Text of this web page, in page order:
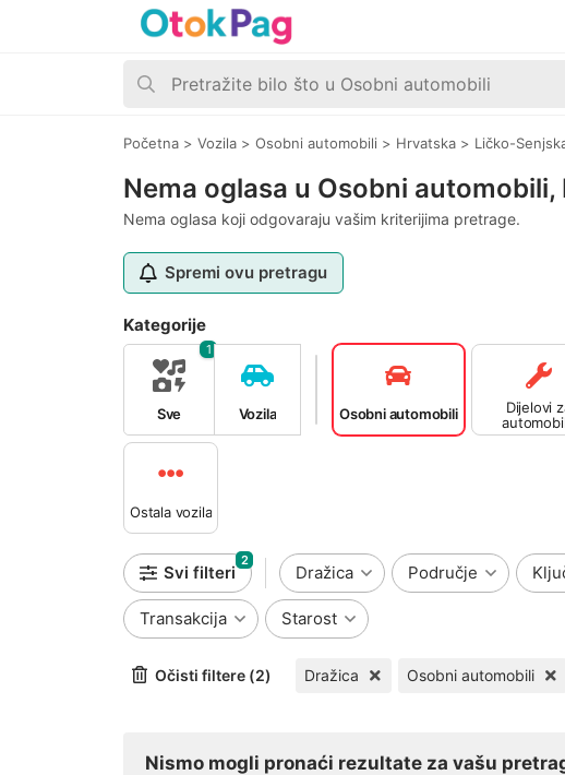
Početna > Vozila > Osobni automobili > Hrvatska > Ličko-
Nema oglasa u Osobni automobili,
Nema oglasa koji odgovaraju vašim kriterijima pretrage.
Spremi ovu pretragu
Kategorije
Sve
1
Vozila Osobni automobili
Dijelovi
Ostala vozila
Svi filteri
2
Dražica Područje
Transakcija Starost
Očisti filtere (2) Dražica Osobni automobili
Nismo mogli pronaći rezultate za vašu